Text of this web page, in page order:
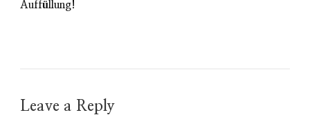
Auffüllung!
Leave a Reply